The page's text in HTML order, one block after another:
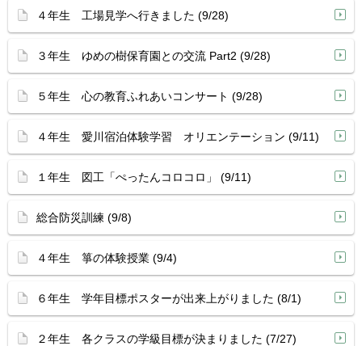
４年生 工場見学へ行きました (9/28)
３年生 ゆめの樹保育園との交流 Part2 (9/28)
５年生 心の教育ふれあいコンサート (9/28)
４年生 愛川宿泊体験学習 オリエンテーション (9/11)
１年生 図工「ぺったんコロコロ」 (9/11)
総合防災訓練 (9/8)
４年生 箏の体験授業 (9/4)
６年生 学年目標ポスターが出来上がりました (8/1)
２年生 各クラスの学級目標が決まりました (7/27)